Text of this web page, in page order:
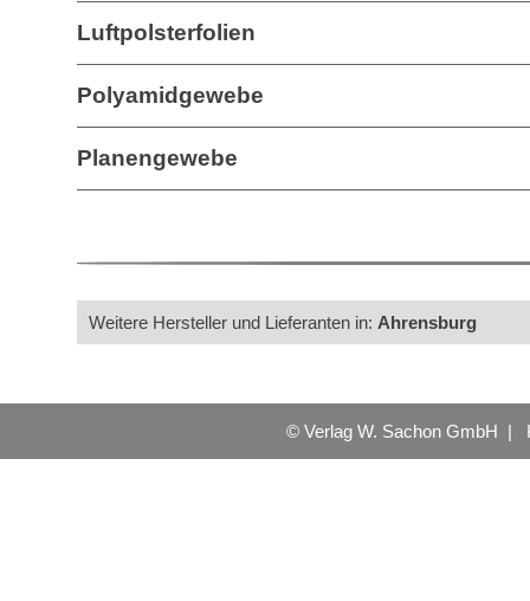
Luftpolsterfolien
Polyamidgewebe
Planengewebe
Weitere Hersteller und Lieferanten in: Ahrensburg
© Verlag W. Sachon GmbH |